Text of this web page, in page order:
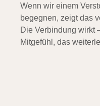
Wenn wir einem
begegnen, zeigt das
Die Verbindung wirkt
Mitgefühl, das